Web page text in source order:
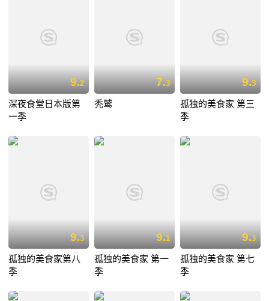
9.2
深夜食堂日本版第
一季
7.3
秃鹫
9.3
孤独的美食家 第三
季
9.3
孤独的美食家第八
季
9.1
孤独的美食家 第一
季
9.3
孤独的美食家 第七
季